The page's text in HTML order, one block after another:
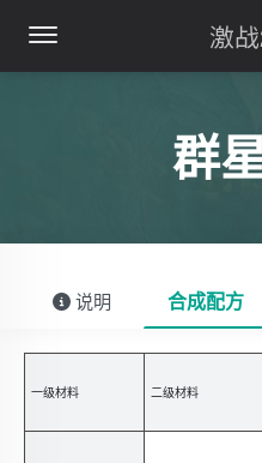
激
群
说明 合成配方
一级材料 二级材料